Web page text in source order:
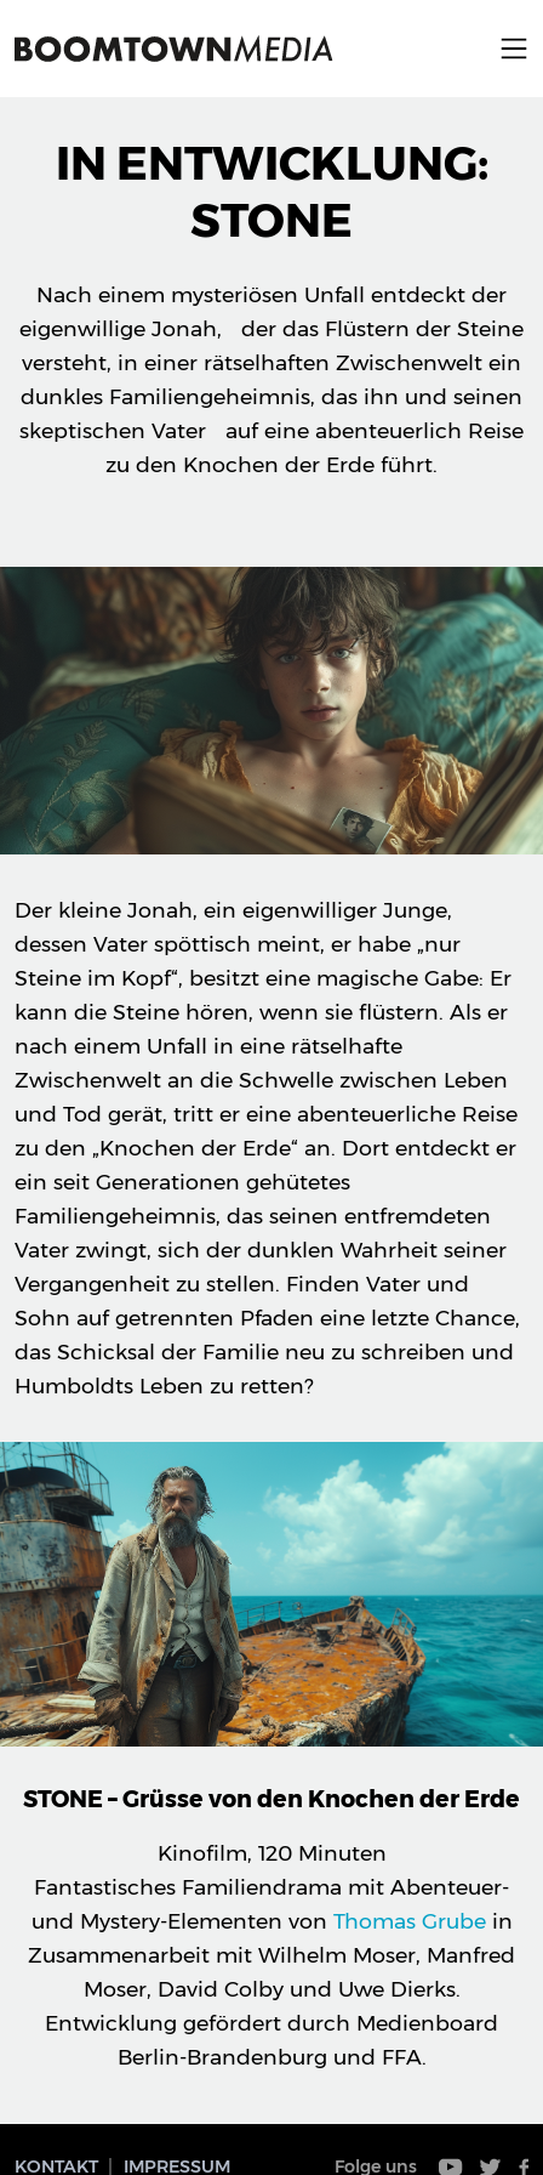
IN ENTWICKLUNG:
STONE
Nach einem mysteriösen Unfall entdeckt der
eigenwillige Jonah, der das Flüstern der Steine
versteht, in einer rätselhaften Zwischenwelt ein
dunkles Familiengeheimnis, das ihn und seinen
skeptischen Vater auf eine abenteuerlich Reise
zu den Knochen der Erde führt.
Der kleine Jonah, ein eigenwilliger Junge,
dessen Vater spöttisch meint, er habe „nur
Steine im Kopf“, besitzt eine magische Gabe: Er
kann die Steine hören, wenn sie flüstern. Als er
nach einem Unfall in eine rätselhafte
Zwischenwelt an die Schwelle zwischen Leben
und Tod gerät, tritt er eine abenteuerliche Reise
zu den „Knochen der Erde“ an. Dort entdeckt er
ein seit Generationen gehütetes
Familiengeheimnis, das seinen entfremdeten
Vater zwingt, sich der dunklen Wahrheit seiner
Vergangenheit zu stellen. Finden Vater und
Sohn auf getrennten Pfaden eine letzte Chance,
das Schicksal der Familie neu zu schreiben und
Humboldts Leben zu retten?
STONE – Grüsse von den Knochen der Erde
Kinofilm, 120 Minuten
Fantastisches Familiendrama mit Abenteuer-
und Mystery-Elementen von Thomas Grubein
Zusammenarbeit mit Wilhelm Moser, Manfred
Moser, David Colby und Uwe Dierks.
Entwicklung gefördert durch Medienboard
Berlin-Brandenburg und FFA.
KONTAKT IMPRESSUM Folge uns